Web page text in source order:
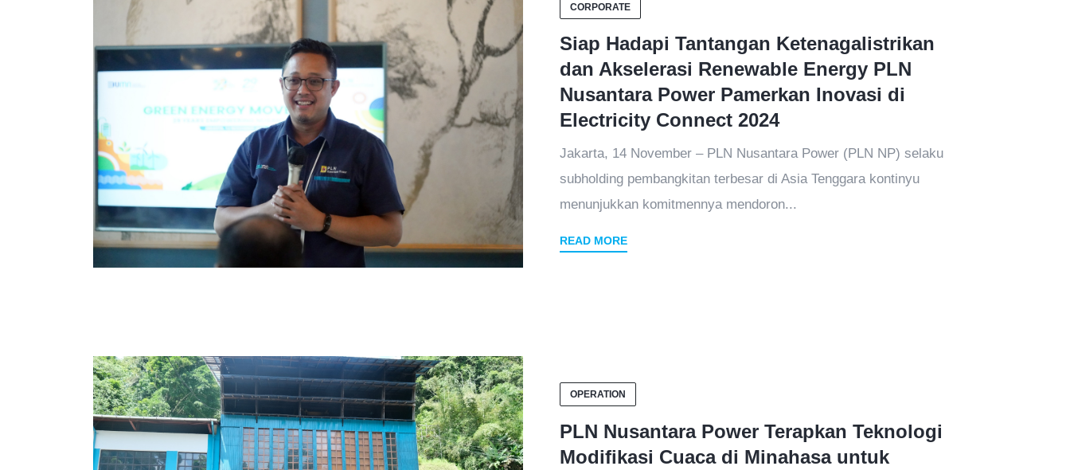
CORPORATE
Siap Hadapi Tantangan Ketenagalistrikan
dan Akselerasi Renewable Energy PLN
Nusantara Power Pamerkan Inovasi di
Electricity Connect 2024
Jakarta, 14 November – PLN Nusantara Power (PLN NP) selaku
subholding pembangkitan terbesar di Asia Tenggara kontinyu
menunjukkan komitmennya mendoron...
READ MORE
OPERATION
PLN Nusantara Power Terapkan Teknologi
Modifikasi Cuaca di Minahasa untuk